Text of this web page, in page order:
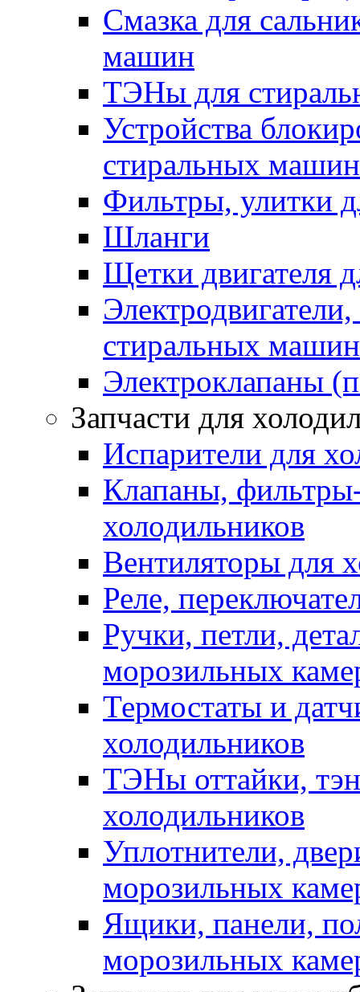
Смазка для
машин
ТЭНы для
Устройства
стиральных машин
Фильтры, улитки
Шланги
Щетки двигателя
стиральных машин
Электроклапаны
Запчасти для
Испарители для
Клапаны,
холодильников
Вентиляторы для
Реле,
Ручки, петли,
морозильных
Термостаты и
холодильников
ТЭНы оттайки,
холодильников
Уплотнители,
морозильных
Ящики, панели,
морозильных